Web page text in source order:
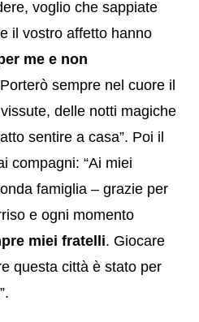
voglio che sappiate
il vostro affetto hanno
me e non
sempre nel cuore il
delle notti magiche
sentire a casa”. Poi il
compagni: “Ai miei
famiglia – grazie per
e ogni momento
miei fratelli. Giocare
questa città è stato per